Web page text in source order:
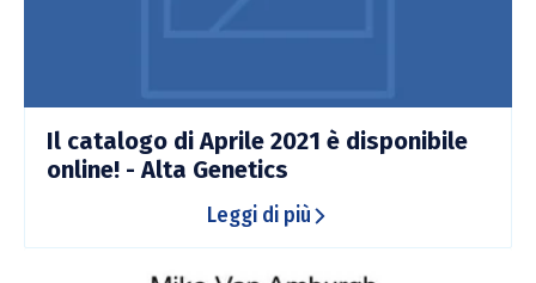
Il catalogo di Aprile 2021 è disponibile
online! - Alta Genetics
Leggi di più